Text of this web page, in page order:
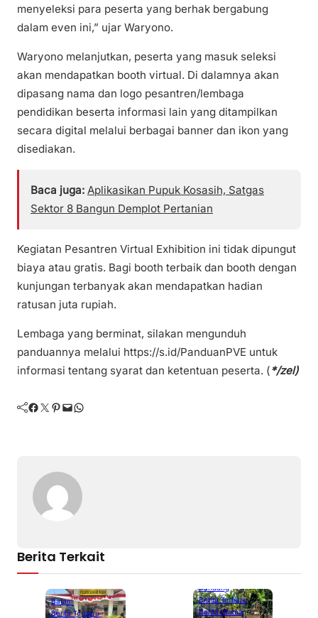
menyeleksi para peserta yang berhak bergabung
dalam even ini,” ujar Waryono.
Waryono melanjutkan, peserta yang masuk seleksi
akan mendapatkan booth virtual. Di dalamnya akan
dipasang nama dan logo pesantren/lembaga
pendidikan beserta informasi lain yang ditampilkan
secara digital melalui berbagai banner dan ikon yang
disediakan.
Baca juga: Aplikasikan Pupuk Kosasih, Satgas
Sektor 8 Bangun Demplot Pertanian
Kegiatan Pesantren Virtual Exhibition ini tidak dipungut
biaya atau gratis. Bagi booth terbaik dan booth dengan
kunjungan terbanyak akan mendapatkan hadian
ratusan juta rupiah.
Lembaga yang berminat, silakan mengunduh
panduannya melalui https://s.id/PanduanPVE untuk
informasi tentang syarat dan ketentuan peserta. (*/zel)
Facebook Twitter Pinterest Mail WhatsApp
Berita Terkait
Batam
Berita Terbaru
Bandung
Berita Terbaru
Berita Utama